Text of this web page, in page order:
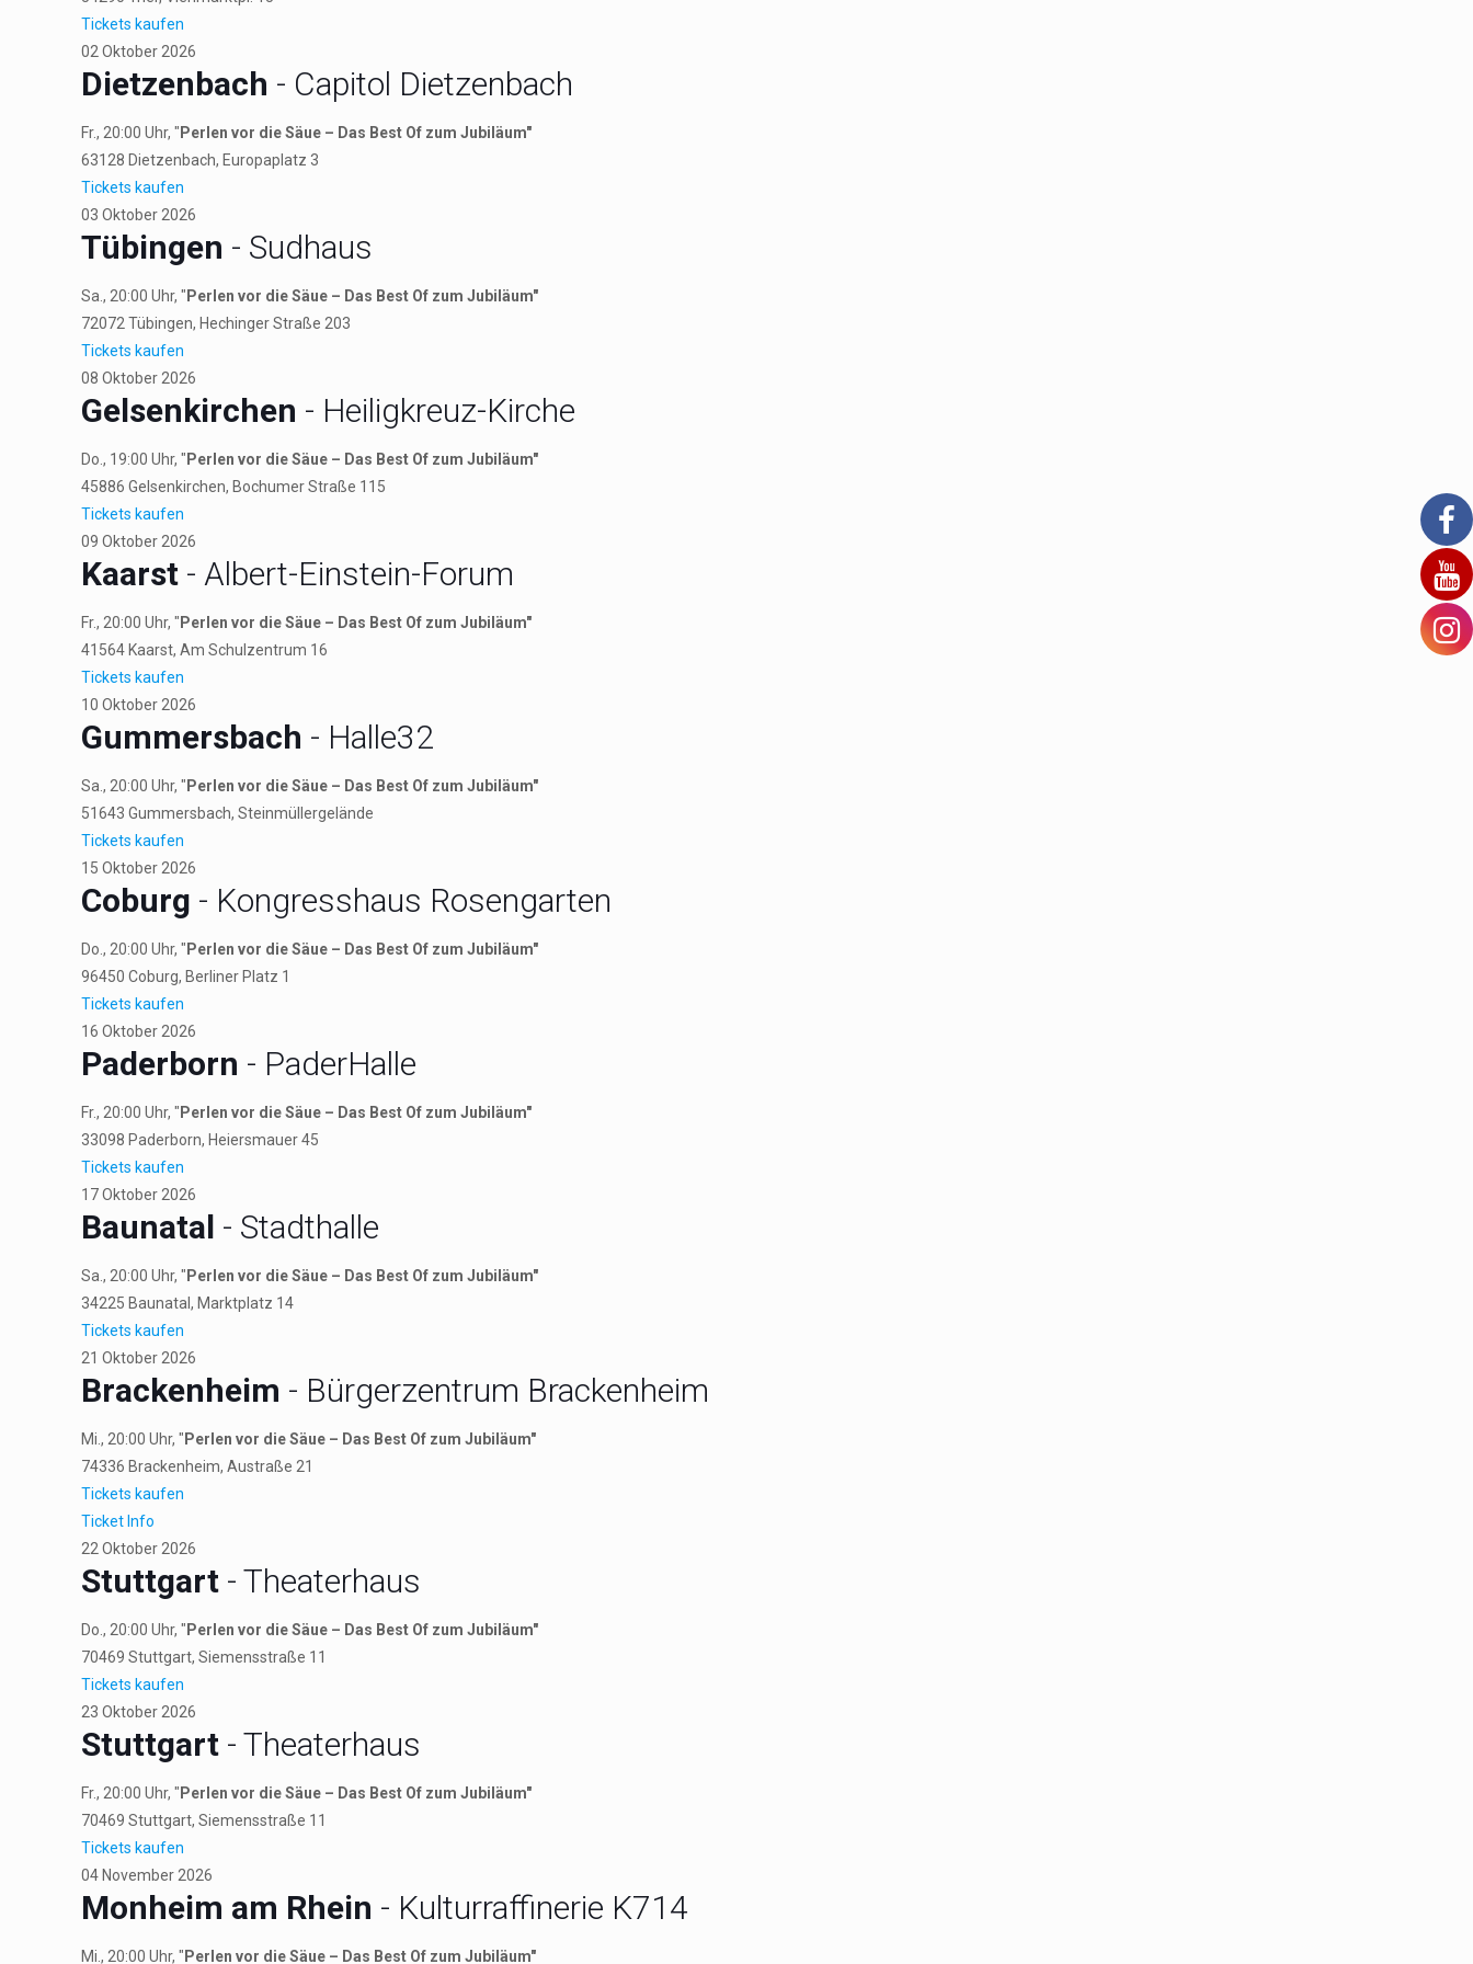
Tickets kaufen
02 Oktober 2026
Dietzenbach - Capitol Dietzenbach
Fr., 20:00 Uhr, " Perlen vor die Säue – Das Best Of zum Jubiläum"
63128 Dietzenbach, Europaplatz 3
Tickets kaufen
03 Oktober 2026
Tübingen - Sudhaus
Sa., 20:00 Uhr, " Perlen vor die Säue – Das Best Of zum Jubiläum"
72072 Tübingen, Hechinger Straße 203
Tickets kaufen
08 Oktober 2026
Gelsenkirchen - Heiligkreuz-Kirche
Do., 19:00 Uhr, " Perlen vor die Säue – Das Best Of zum Jubiläum"
45886Gelsenkirchen, Bochumer Straße 115
Tickets kaufen
09 Oktober 2026
Kaarst - Albert-Einstein-Forum
Fr., 20:00 Uhr, " Perlen vor die Säue – Das Best Of zum Jubiläum"
41564 Kaarst, Am Schulzentrum 16
Tickets kaufen
10 Oktober 2026
Gummersbach - Halle32
Sa., 20:00 Uhr, " Perlen vor die Säue – Das Best Of zum Jubiläum"
51643 Gummersbach, Steinmüllergelände
Tickets kaufen
15 Oktober 2026
Coburg - Kongresshaus Rosengarten
Do., 20:00 Uhr, " Perlen vor die Säue – Das Best Of zum Jubiläum"
96450 Coburg, Berliner Platz 1
Tickets kaufen
16 Oktober 2026
Paderborn - PaderHalle
Fr., 20:00 Uhr, " Perlen vor die Säue – Das Best Of zum Jubiläum"
33098 Paderborn, Heiersmauer 45
Tickets kaufen
17Oktober 2026
Baunatal - Stadthalle
Sa., 20:00 Uhr, " Perlen vor die Säue – Das Best Of zum Jubiläum"
34225 Baunatal, Marktplatz 14
Tickets kaufen
21 Oktober 2026
Brackenheim - Bürgerzentrum Brackenheim
Mi., 20:00 Uhr, " Perlen vor die Säue – Das Best Of zum Jubiläum"
74336 Brackenheim, Austraße 21
Tickets kaufen
Ticket Info
22 Oktober 2026
Stuttgart - Theaterhaus
Do., 20:00 Uhr, " Perlen vor die Säue – Das Best Of zum Jubiläum"
70469 Stuttgart, Siemensstraße 11
Tickets kaufen
23 Oktober 2026
Stuttgart - Theaterhaus
Fr., 20:00 Uhr, " Perlen vor die Säue – Das Best Of zum Jubiläum"
70469 Stuttgart, Siemensstraße 11
Tickets kaufen
04 November 2026
Monheim am Rhein - Kulturraffinerie K714
Mi., 20:00 Uhr, " Perlen vor die Säue – Das Best Of zum Jubiläum"